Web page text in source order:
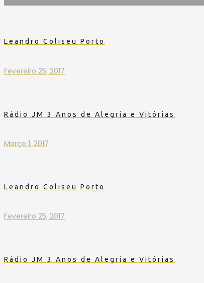
Leandro Coliseu Porto
Fevereiro 25, 2017
Rádio JM 3 Anos de Alegria e Vitórias
Março 1, 2017
Leandro Coliseu Porto
Fevereiro 25, 2017
Rádio JM 3 Anos de Alegria e Vitórias